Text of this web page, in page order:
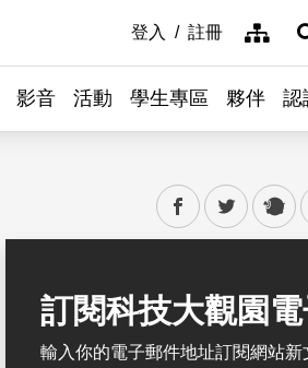
登入 註冊 網站
影音 活動 學生專區 夥伴 認
facebooktwitter plurk
訂閱科技大觀園
輸入你的電子郵件地址訂閱網站新